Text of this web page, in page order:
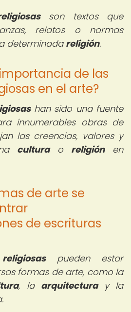
son textos que
relatos o normas
determinada religión.
de las
en el arte?
han sido una fuente
innumerables obras de
las creencias, valores y
culturao religiónen
de arte se
de escrituras
pueden estar
formas de arte, como la
, la arquitecturay la